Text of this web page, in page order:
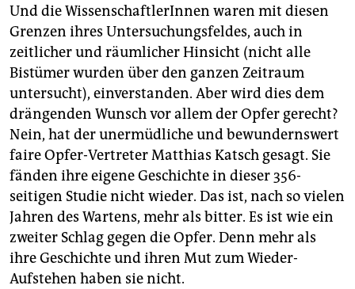
Und die WissenschaftlerInnen waren mit diesen
Grenzen ihres Untersuchungsfeldes, auch in
zeitlicher und räumlicher Hinsicht (nicht alle
Bistümer wurden über den ganzen Zeitraum
untersucht), einverstanden. Aber wird dies dem
drängenden Wunsch vor allem der Opfer gerecht?
Nein, hat der unermüdliche und bewundernswert
faire Opfer-Vertreter Matthias Katsch gesagt. Sie
fänden ihre eigene Geschichte in dieser 356-
seitigen Studie nicht wieder. Das ist, nach so vielen
Jahren des Wartens, mehr als bitter. Es ist wie ein
zweiter Schlag gegen die Opfer. Denn mehr als
ihre Geschichte und ihren Mut zum Wieder-
Aufstehen haben sie nicht.